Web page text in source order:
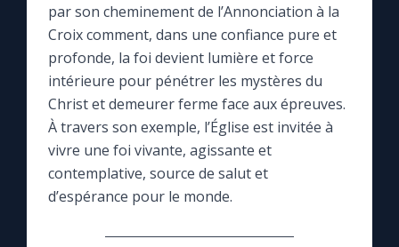
La newsletter
La vidéo de la semaine
Le compte Tiktok
Le magazine
par son cheminement de l’Annonciation à la
Croix comment, dans une confiance pure et
profonde, la foi devient lumière et force
intérieure pour pénétrer les mystères du
Christ et demeurer ferme face aux épreuves.
À travers son exemple, l’Église est invitée à
vivre une foi vivante, agissante et
contemplative, source de salut et
d’espérance pour le monde.